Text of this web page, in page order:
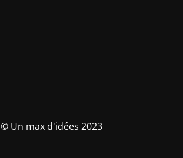
© Un max d'idées 2023